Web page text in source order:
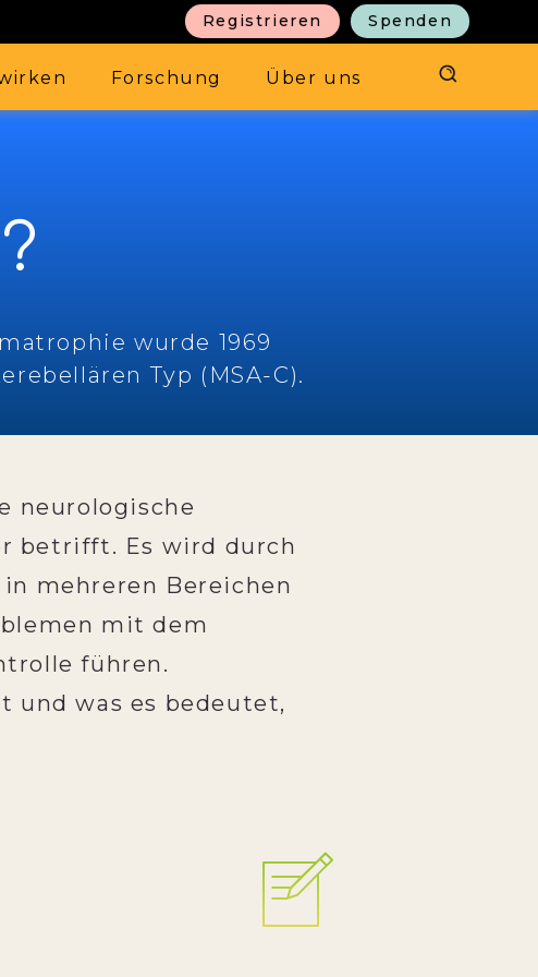
Registrieren Spenden
Forschung Über uns
wurde 1969
Typ (MSA-C).
neurologische
betrifft. Es wird durch
mehreren Bereichen
mit dem
führen.
und was es bedeutet,